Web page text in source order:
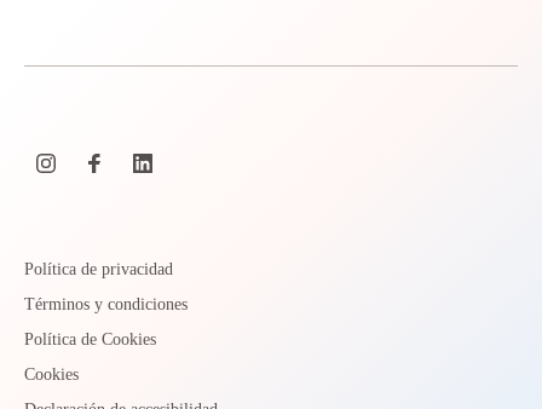
Política de privacidad
Términos y condiciones
Política de Cookies
Cookies